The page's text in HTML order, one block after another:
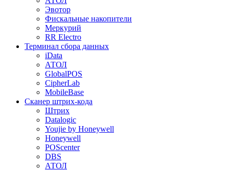
Эвотор
Фискальные накопители
Меркурий
RR Electro
Терминал сбора данных
iData
АТОЛ
GlobalPOS
CipherLab
MobileBase
Сканер штрих-кода
Штрих
Datalogic
Youjie by Honeywell
Honeywell
POScenter
DBS
АТОЛ